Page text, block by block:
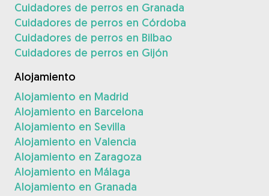
Cuidadores de perros en Granada
Cuidadores de perros en Córdoba
Cuidadores de perros en Bilbao
Cuidadores de perros en Gijón
Alojamiento
Alojamiento en Madrid
Alojamiento en Barcelona
Alojamiento en Sevilla
Alojamiento en Valencia
Alojamiento en Zaragoza
Alojamiento en Málaga
Alojamiento en Granada